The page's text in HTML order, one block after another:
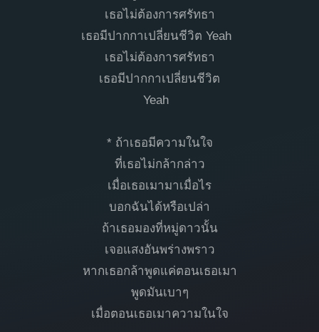
เธอไม่ต้องการศรัทธา
เธอมีปากกาเปลี่ยนชีวิต Yeah
เธอไม่ต้องการศรัทธา
เธอมีปากกาเปลี่ยนชีวิต
Yeah
* ถ้าเธอมีความในใจ
ที่เธอไม่กล้ากล่าว
เมื่อเธอเมามาเมื่อไร
บอกฉันได้หรือเปล่า
ถ้าเธอมองที่หมู่ดาวนั้น
เจอแสงอันพร่างพราว
หากเธอกล้าพูดแค่ตอนเธอเมา
พูดมันเบาๆ
เมื่อตอนเธอเมาความในใจ